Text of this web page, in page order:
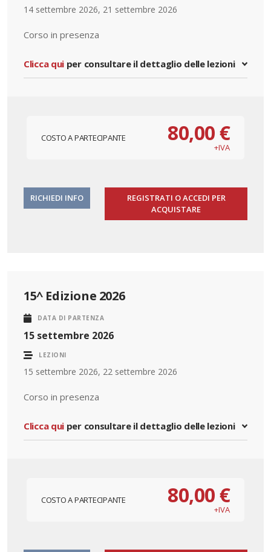
14 settembre 2026, 21 settembre 2026
Corso in presenza
Clicca qui per consultare il dettaglio delle lezioni
COSTO A PARTECIPANTE 80,00 €
+IVA
RICHIEDI INFO
REGISTRATI O ACCEDI PER
ACQUISTARE
15^ Edizione 2026
DATA DI PARTENZA
15 settembre 2026
LEZIONI
15 settembre 2026, 22 settembre 2026
Corso in presenza
Clicca qui per consultare il dettaglio delle lezioni
COSTO A PARTECIPANTE 80,00 €
+IVA